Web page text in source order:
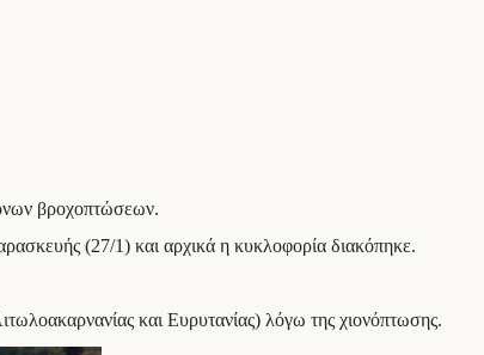
βροχοπτώσεων.
(27/1) και αρχικά η κυκλοφορία διακόπηκε.
και Ευρυτανίας) λόγω της χιονόπτωσης.